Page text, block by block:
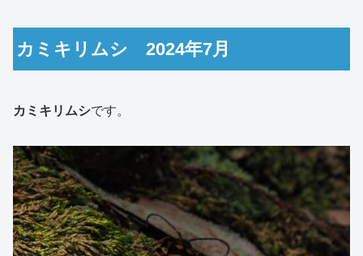
カミキリムシ 2024年7月
カミキリムシです。